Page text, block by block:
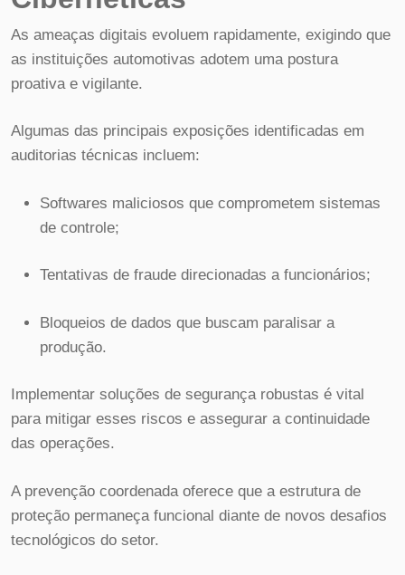
As ameaças digitais evoluem rapidamente, exigindo que
as instituições automotivas adotem uma postura
proativa e vigilante.
Algumas das principais exposições identificadas em
auditorias técnicas incluem:
Softwares maliciosos que comprometem sistemas
de controle;
Tentativas de fraude direcionadas a funcionários;
Bloqueios de dados que buscam paralisar a
produção.
Implementar soluções de segurança robustas é vital
para mitigar esses riscos e assegurar a continuidade
das operações.
A prevenção coordenada oferece que a estrutura de
proteção permaneça funcional diante de novos desafios
tecnológicos do setor.